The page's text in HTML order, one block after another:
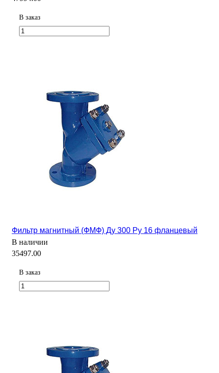
В заказ
Фильтр магнитный (ФМФ) Ду 300 Ру 16 фланцевый
В наличии
35497.00
В заказ